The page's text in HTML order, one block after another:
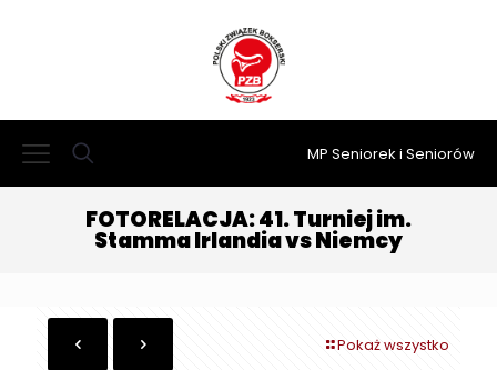
MP Seniorek i Seniorów
FOTORELACJA: 41. Turniej im.
Stamma Irlandia vs Niemcy
Pokaż wszystko